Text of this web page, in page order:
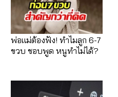
พ่อแม่ต้องฟัง! ทำไมลูก 6-7
ขวบ ชอบพูด หนูทำไม่ได้?